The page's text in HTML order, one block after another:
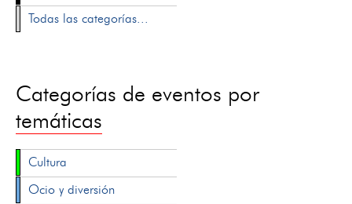
Todas las categorías...
Categorías de eventos por
temáticas
Cultura
Ocio y diversión